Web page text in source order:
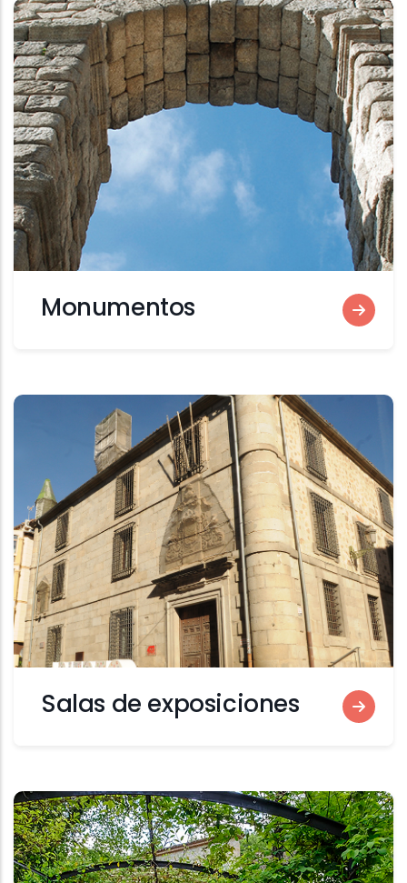
Monumentos
Salas de exposiciones